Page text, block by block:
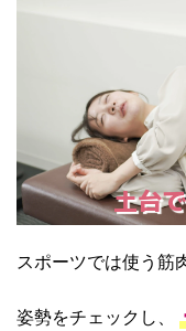
土台
スポーツでは使う筋
姿勢をチェックし、